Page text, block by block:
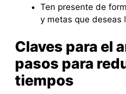
Ten presente de
y metas que deseas
Claves para el
pasos para
tiempos